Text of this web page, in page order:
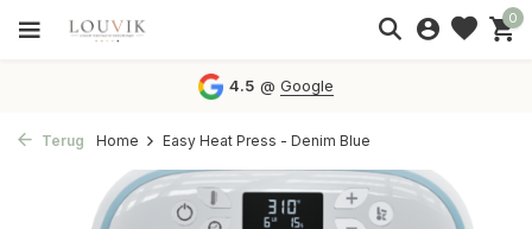
0
4.5 @Google
Terug Home Easy Heat Press - Denim Blue